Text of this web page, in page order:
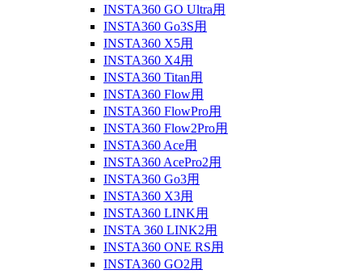
INSTA360 GO Ultra用
INSTA360 Go3S用
INSTA360 X5用
INSTA360 X4用
INSTA360 Titan用
INSTA360 Flow用
INSTA360 FlowPro用
INSTA360 Flow2Pro用
INSTA360 Ace用
INSTA360 AcePro2用
INSTA360 Go3用
INSTA360 X3用
INSTA360 LINK用
INSTA 360 LINK2用
INSTA360 ONE RS用
INSTA360 GO2用